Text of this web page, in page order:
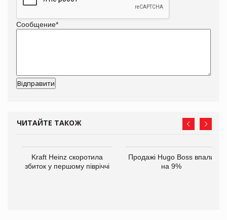
Сообщение*
ЧИТАЙТЕ ТАКОЖ
Kraft Heinz скоротила
збиток у першому півріччі
Продажі Hugo Boss впали
на 9%